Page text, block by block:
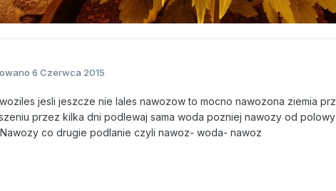
6 Czerwca 2015
jesli jeszcze nie lales nawozow to mocno nawozona ziemia
przez kilka dni podlewaj sama woda pozniej nawozy od
co drugie podlanie czyli nawoz- woda- nawoz